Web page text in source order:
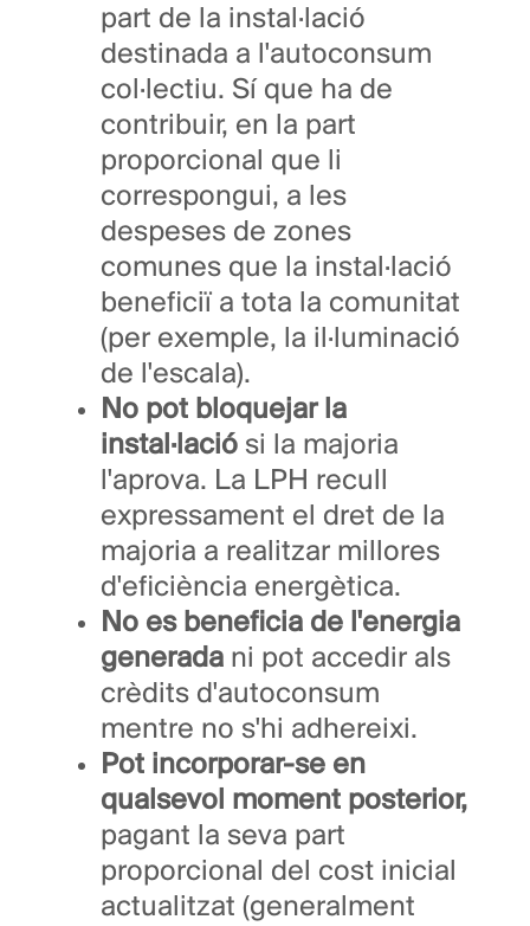
part de la instal·lació
destinada a l'autoconsum
col·lectiu. Sí que ha de
contribuir, en la part
proporcional que li
correspongui, a les
despeses de zones
comunes que la instal·lació
beneficiï a tota la comunitat
(per exemple, la il·luminació
de l'escala).
No pot bloquejar la
instal·lació si la majoria
l'aprova. La LPH recull
expressament el dret de la
majoria a realitzar millores
d'eficiència energètica.
No es beneficia de l'energia
generada ni pot accedir als
crèdits d'autoconsum
mentre no s'hi adhereixi.
Pot incorporar-se en
qualsevol moment posterior,
pagant la seva part
proporcional del cost inicial
actualitzat (generalment